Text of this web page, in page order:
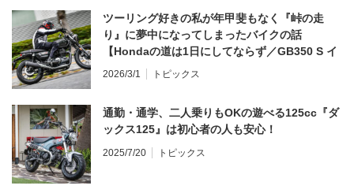
ツーリング好きの私が年甲斐もなく『峠の走
り』に夢中になってしまったバイクの話
【Hondaの道は1日にしてならず／GB350 S イ
ンプレ・レビュー 前編】
2026/3/1 トピックス
通勤・通学、二人乗りもOKの遊べる125cc『ダ
ックス125』は初心者の人も安心！
2025/7/20 トピックス